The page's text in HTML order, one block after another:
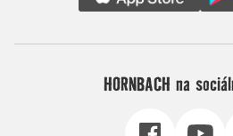
HORNBACH na